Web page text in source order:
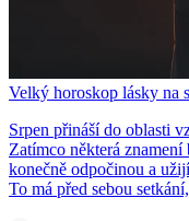
Velký horoskop lásky na
Srpen přináší do oblasti
Zatímco některá
konečně odpočinou a
To má před sebou